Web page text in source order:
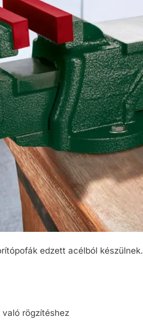
edzett acélból készülnek.
való rögzítéshez